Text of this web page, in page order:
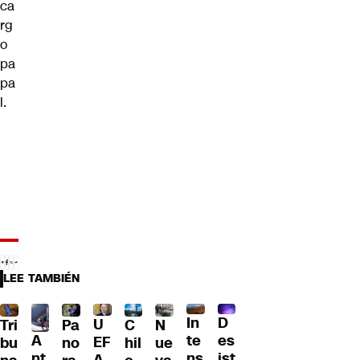
ca
rg
o
pa
pa
l.
LEE TAMBIÉN
Tri
bu
A
Pa
no
U
EF
C
hil
N
ue
In
te
D
es